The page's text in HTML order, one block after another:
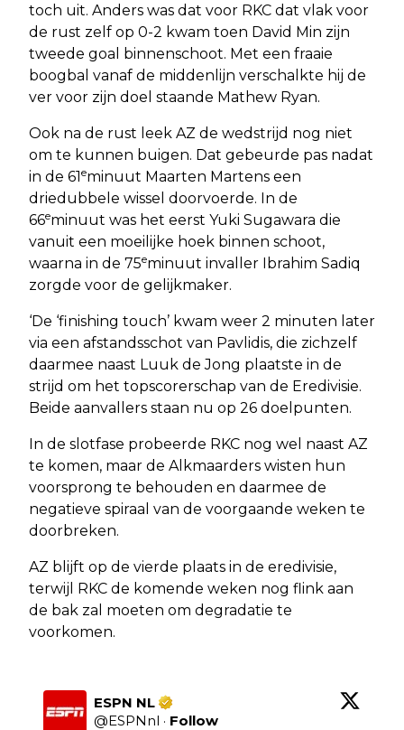
toch uit. Anders was dat voor RKC dat vlak voor
de rust zelf op 0-2 kwam toen David Min zijn
tweede goal binnenschoot. Met een fraaie
boogbal vanaf de middenlijn verschalkte hij de
ver voor zijn doel staande Mathew Ryan.
Ook na de rust leek AZ de wedstrijd nog niet
om te kunnen buigen. Dat gebeurde pas nadat
in de 61eminuut Maarten Martens een
driedubbele wissel doorvoerde. In de
66eminuut was het eerst Yuki Sugawara die
vanuit een moeilijke hoek binnen schoot,
waarna in de 75eminuut invaller Ibrahim Sadiq
zorgde voor de gelijkmaker.
‘De ‘finishing touch’ kwam weer 2 minuten later
via een afstandsschot van Pavlidis, die zichzelf
daarmee naast Luuk de Jong plaatste in de
strijd om het topscorerschap van de Eredivisie.
Beide aanvallers staan nu op 26 doelpunten.
In de slotfase probeerde RKC nog wel naast AZ
te komen, maar de Alkmaarders wisten hun
voorsprong te behouden en daarmee de
negatieve spiraal van de voorgaande weken te
doorbreken.
AZ blijft op de vierde plaats in de eredivisie,
terwijl RKC de komende weken nog flink aan
de bak zal moeten om degradatie te
voorkomen.
ESPN NL
@ESPNnl · Follow